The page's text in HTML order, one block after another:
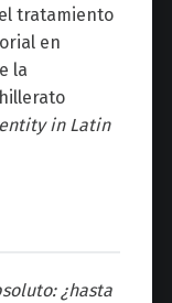
tratamiento
en
la
in Latin
¿hasta